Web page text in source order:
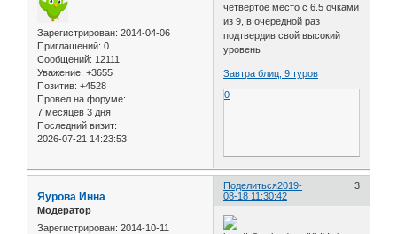
Зарегистрирован: 2014-04-06
Приглашений: 0
Сообщений: 12111
Уважение: +3655
Позитив: +4528
Провел на форуме:
7 месяцев 3 дня
Последний визит:
2026-07-21 14:23:53
четвертое место с 6.5 очками
из 9, в очередной раз
подтвердив свой высокий
уровень
Завтра блиц, 9 туров
0
Поделиться 3
2019-
08-18 11:30:42
Яурова Инна
Модератор
Зарегистрирован: 2014-10-11